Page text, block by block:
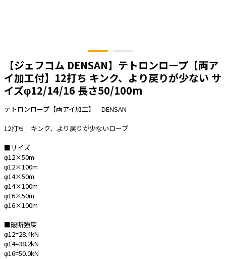
PF管/FEP管/CD管/情報線保護管
ボックス・ビニル電線管付属品・引き込
みカバー
工具関連
EV充電設備工事関連
感染症関連
その他
e431オリジナル
暑さ対策
販売終了品
【ジェフコム DENSAN】テトロンロープ【両ア
イ加工付】12打ち キンク、より戻りが少ない サ
イズφ12/14/16 長さ50/100m
テトロンロープ【両アイ加工】 DENSAN
12打ち キンク、より戻りが少ないロープ
■サイズ
φ12×50m
φ12×100m
φ14×50m
φ14×100m
φ16×50m
φ16×100m
■破断強度
φ12=28.4kN
φ14=38.2kN
φ16=50.0kN